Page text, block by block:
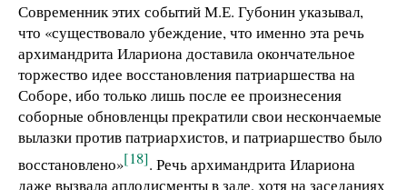
Современник этих событий М.Е. Губонин указывал,
что «существовало убеждение, что именно эта речь
архимандрита Илариона доставила окончательное
торжество идее восстановления патриаршества на
Соборе, ибо только лишь после ее произнесения
соборные обновленцы прекратили свои нескончаемые
вылазки против патриархистов, и патриаршество было
восстановлено»[18]. Речь архимандрита Илариона
даже вызвала аплодисменты в зале, хотя на заседаниях